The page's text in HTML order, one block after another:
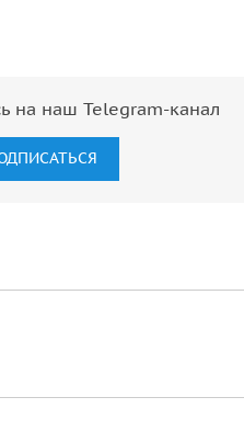
на наш Telegram-канал